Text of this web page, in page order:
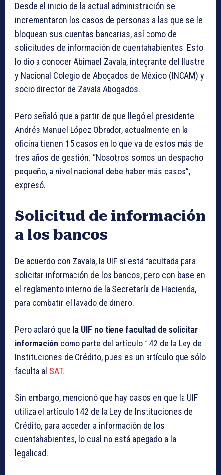
Desde el inicio de la actual administración se
incrementaron los casos de personas a las que se le
bloquean sus cuentas bancarias, así como de
solicitudes de información de cuentahabientes. Esto
lo dio a conocer Abimael Zavala, integrante del Ilustre
y Nacional Colegio de Abogados de México (INCAM) y
socio director de Zavala Abogados.
Pero señaló que a partir de que llegó el presidente
Andrés Manuel López Obrador, actualmente en la
oficina tienen 15 casos en lo que va de estos más de
tres años de gestión. “Nosotros somos un despacho
pequeño, a nivel nacional debe haber más casos”,
expresó.
Solicitud de información
a los bancos
De acuerdo con Zavala, la UIF sí está facultada para
solicitar información de los bancos, pero con base en
el reglamento interno de la Secretaría de Hacienda,
para combatir el lavado de dinero.
Pero aclaró que la UIF no tiene facultad de solicitar
información como parte del artículo 142 de la Ley de
Instituciones de Crédito, pues es un artículo que sólo
faculta al SAT.
Sin embargo, mencionó que hay casos en que la UIF
utiliza el artículo 142 de la Ley de Instituciones de
Crédito, para acceder a información de los
cuentahabientes, lo cual no está apegado a la
legalidad.